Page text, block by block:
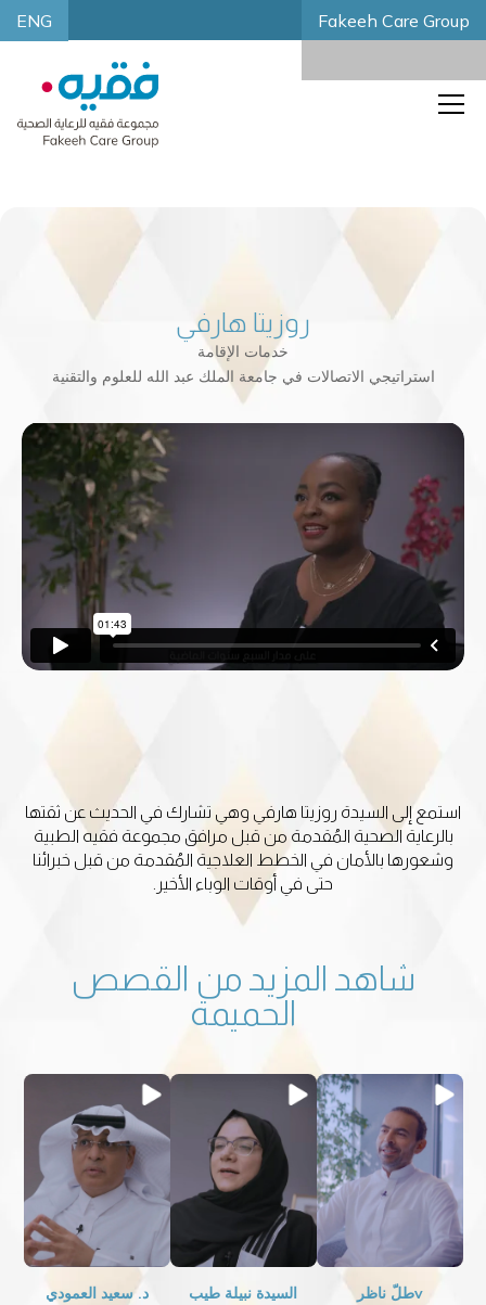
Fakeeh Care Group
ENG
روزيتا هارفي
خدمات الإقامة
استراتيجي الاتصالات في جامعة الملك عبد الله للعلوم والتقنية
استمع إلى السيدة روزيتا هارفي وهي تشارك في الحديث عن ثقتها
بالرعاية الصحية المُقدمة من قبل مرافق مجموعة فقيه الطبية
وشعورها بالأمان في الخطط العلاجية المُقدمة من قبل خبرائنا
حتى في أوقات الوباء الأخير.
شاهد المزيد من القصص
الحميمة
vطلّ ناظر السيدة نبيلة طيب د. سعيد العمودي